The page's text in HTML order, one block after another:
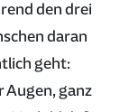
den drei
daran
geht:
Augen, ganz